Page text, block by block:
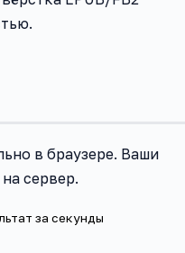
в браузере. Ваши
сервер.
за секунды